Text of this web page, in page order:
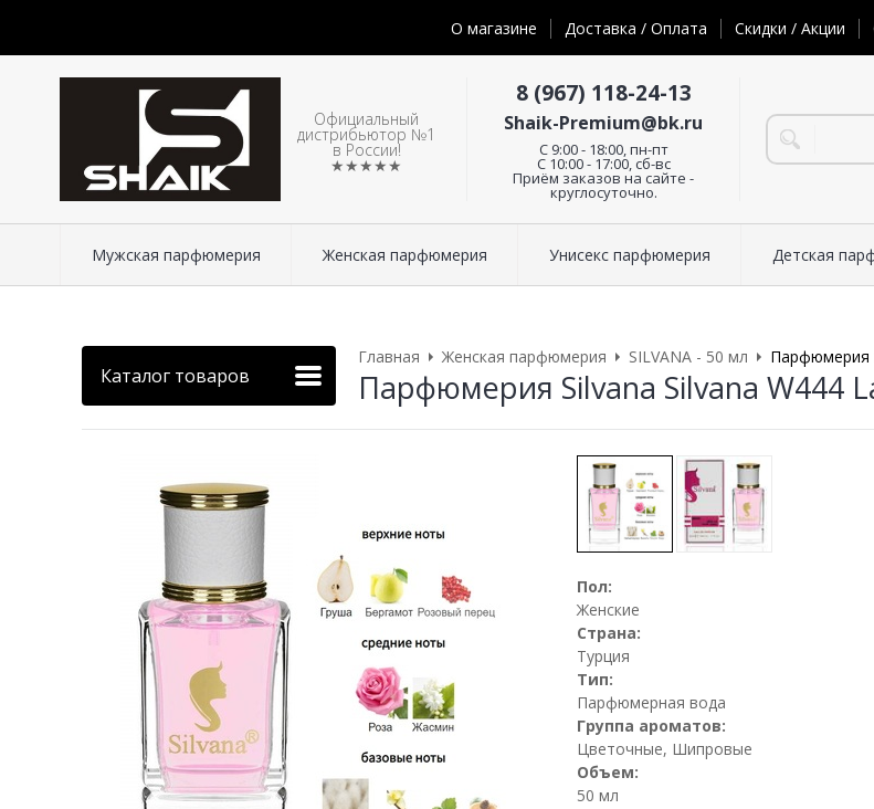
О магазине Доставка / Оплата Скидки / Акции
Официальный
дистрибьютор №1
в России!
★★★★★
8 (967) 118-24-13
Shaik-Premium@bk.ru
C 9:00 - 18:00, пн-пт
С 10:00 - 17:00, сб-вс
Приём заказов на сайте -
круглосуточно.
Мужская парфюмерия Женская парфюмерия Унисекс парфюмерия Детская
Каталог товаров
Главная Женская парфюмерия SILVANA - 50 мл Парфюмерия
Парфюмерия Silvana Silvana W444
Пол:
Женские
Страна:
Турция
Тип:
Парфюмерная вода
Группа ароматов:
Цветочные, Шипровые
Объем:
50 мл